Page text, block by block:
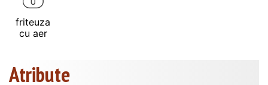
friteuza
cu aer
Atribute